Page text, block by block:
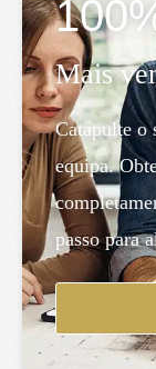
Mais
Catapulte o
equipa.
passo para